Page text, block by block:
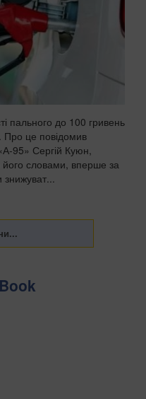
пального до 100 гривень
Про це повідомив
95» Сергій Куюн,
його словами, вперше за